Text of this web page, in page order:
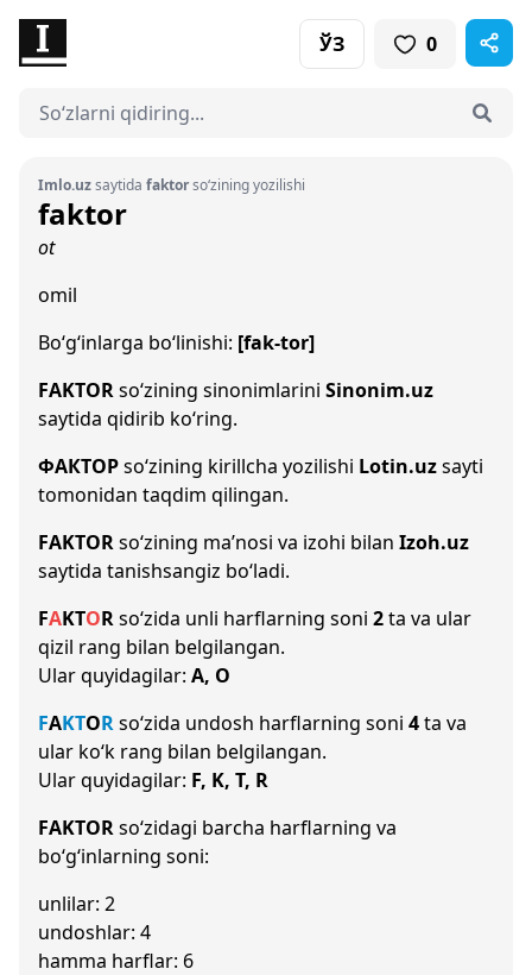
ЎЗ 0
Imlo.uzsaytida faktorso‘zining yozilishi
faktor
ot
omil
Bo‘g‘inlarga bo‘linishi: [fak-tor]
FAKTORso‘zining sinonimlarini Sinonim.uz
saytida qidirib ko‘ring.
ФАКТОРso‘zining kirillcha yozilishi Lotin.uzsayti
tomonidan taqdim qilingan.
FAKTORso‘zining ma’nosi va izohi bilan Izoh.uz
saytida tanishsangiz bo‘ladi.
FAKTORso‘zida unli harflarning soni 2ta va ular
qizil rang bilan belgilangan.
Ular quyidagilar: A, O
FAKTORso‘zida undosh harflarning soni 4ta va
ular ko‘k rang bilan belgilangan.
Ular quyidagilar: F, K, T, R
FAKTORso‘zidagi barcha harflarning va
bo‘g‘inlarning soni:
unlilar: 2
undoshlar: 4
hamma harflar: 6